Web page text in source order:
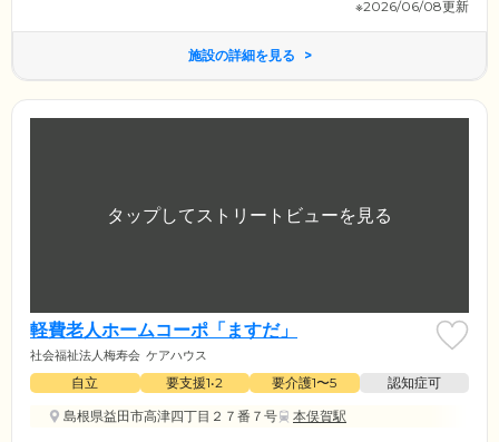
※2026/06/08更新
施設の詳細を見る
軽費老人ホームコーポ「ますだ」
社会福祉法人梅寿会 ケアハウス
自立 要支援1•2 要介護1〜5
認知症可
島根県益田市高津四丁目２７番７号
本俣賀駅